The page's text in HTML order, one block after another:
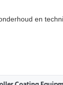
en